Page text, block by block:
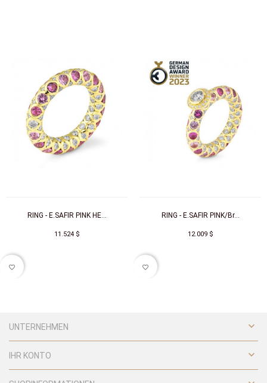
RING - E.SAFIR PINK HE...
11.524 $
favorite_border
RING - E.SAFIR PINK/Br...
12.009 $
favorite_border
UNTERNEHMEN 
IHR KONTO 